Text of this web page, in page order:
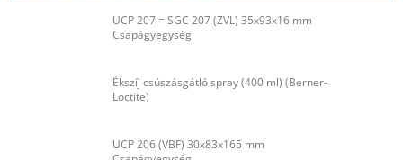
UCP 207 = SGC 207 (ZVL) 35x93x16 mm
Csapágyegység
Ékszíj csúszásgátló spray (400 ml) (Berner-
Loctite)
UCP 206 (VBF) 30x83x165 mm